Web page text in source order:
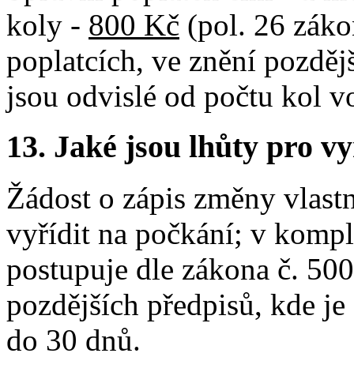
koly - 800 Kč (pol. 26
poplatcích, ve znění
jsou odvislé od počtu kol
13. Jaké jsou lhůty pro
Žádost o zápis změny
vyřídit na počkání; v
postupuje dle zákona č.
pozdějších předpisů, kde
do 30 dnů.